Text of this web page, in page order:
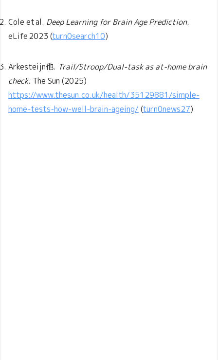
Cole et al. Deep Learning for Brain Age Prediction.
eLife 2023 (turn0search10)
Arkesteijn他. Trail/Stroop/Dual-task as at‑home brain
check. The Sun (2025)
https://www.thesun.co.uk/health/35129881/simple-
home-tests-how-well-brain-ageing/ (turn0news27)